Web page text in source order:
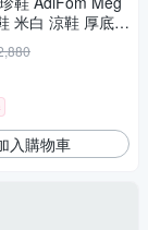
米白 涼鞋 厚底
JR4497
入購物車